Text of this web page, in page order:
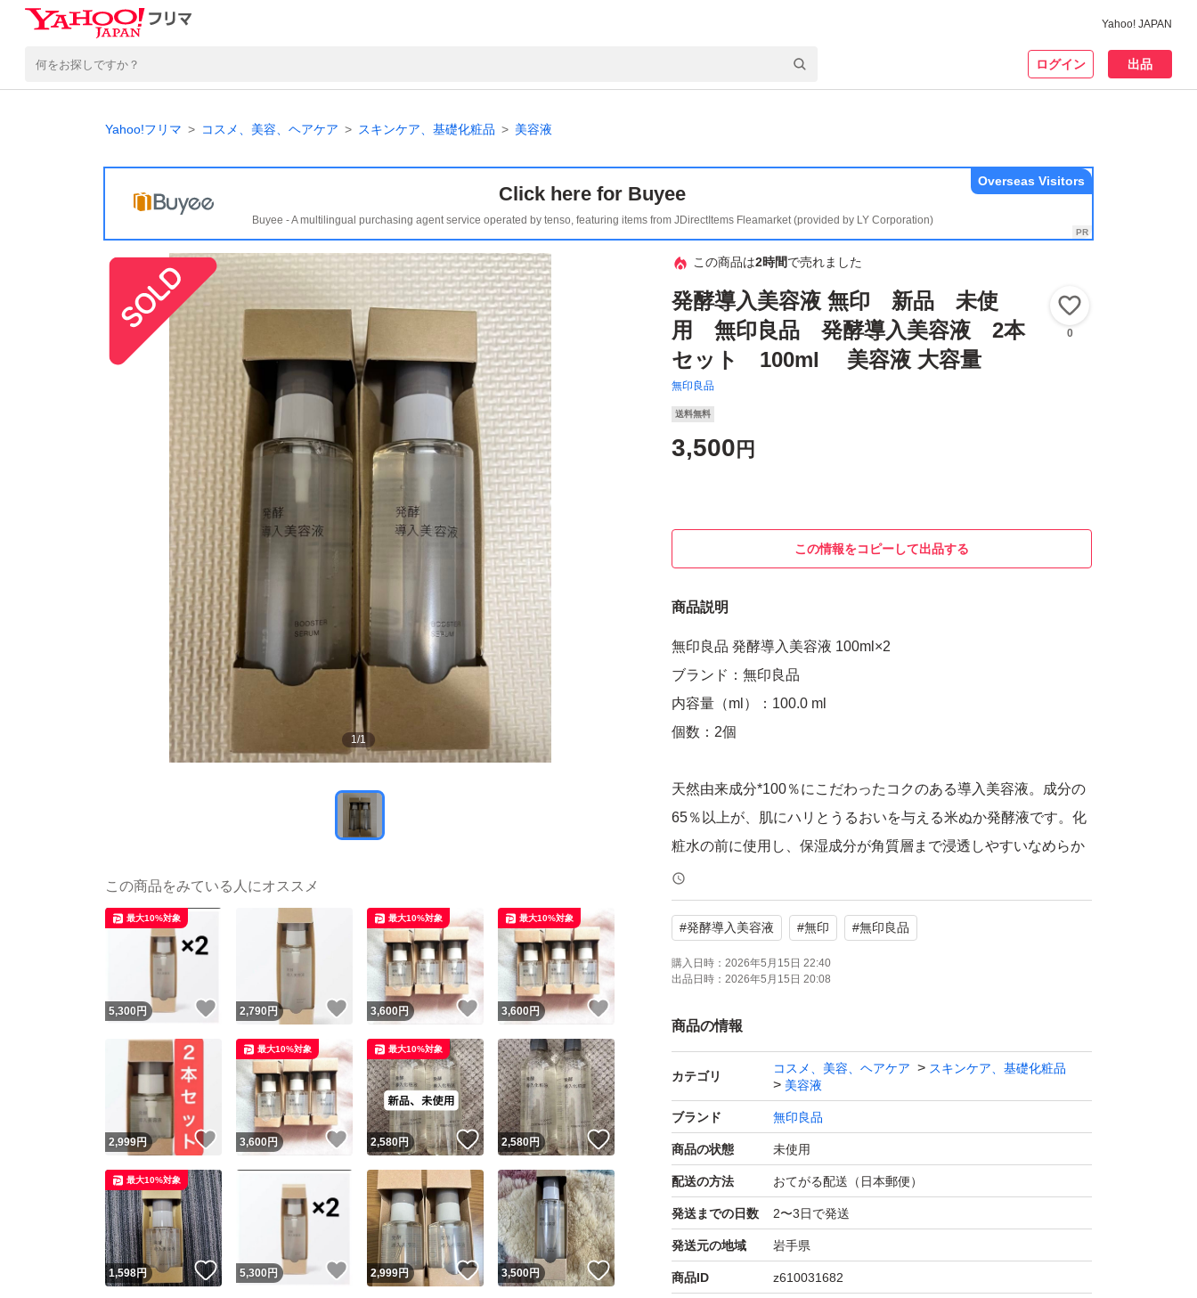
Yahoo! JAPAN
ログイン 出品
Yahoo!フリマ コスメ、美容、ヘアケア スキンケア、基礎化粧品 美容液
Click here for Buyee
Buyee - A multilingual purchasing agent service operated by tenso, featuring items from JDirectItems Fleamarket (provided by LY Corporation)
Overseas Visitors
1/1
この商品は2時間で売れました
発酵導入美容液 無印 新品 未使
用 無印良品 発酵導入美容液 2本
セット 100ml 美容液 大容量
無印良品
0
送料無料
3,500 円
この情報をコピーして出品する
商品説明
無印良品 発酵導入美容液 100ml×2
ブランド：無印良品
内容量（ml）：100.0 ml
個数：2個
天然由来成分*100％にこだわったコクのある導入美容液。成分の
65％以上が、肌にハリとうるおいを与える米ぬか発酵液です。化
粧水の前に使用し、保湿成分が角質層まで浸透しやすいなめらか
な肌に整えます。無香料/無着色/無鉱物油/弱酸性/パラベンフリー/
アルコールフリー/フェノキシエタノールフリー/アレルギーテスト
済み(すべての方にアレルギーが起きないわけではありません)/ス
ティンギングテスト済み（すべての方にアレルギーや皮ふ刺激が
起きないわけではありません)*天然成分を化学的に反応させた成
分を含みます
#発酵導入美容液 #無印 #無印良品
購入日時： 2026年5月15日 22:40
出品日時： 2026年5月15日 20:08
商品の情報
カテゴリ
コスメ、美容、ヘアケア
スキンケア、基礎化粧品
美容液
ブランド 無印良品
商品の状態 未使用
配送の方法 おてがる配送（日本郵便）
発送までの日数 2〜3日で発送
発送元の地域 岩手県
商品ID z610031682
この商品をみている人にオススメ
5,300 円 いいね！
最大10%対象
2,790 円 いいね！
3,600円 いいね！
最大10%対象
3,600円
最大10%対象
2,999円 いいね！
3,600円 いいね！
最大10%対象
2,580円 いいね！
最大10%対象
2,580円 いいね！
1,598円 いいね！
最大10%対象
5,300 円 いいね！
2,999円 いいね！
3,500円 いいね！